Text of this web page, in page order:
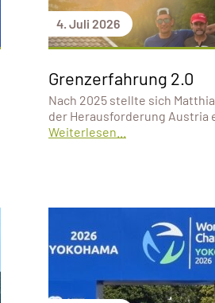
4. Juli 2026
Grenzerfahrung 2.0
Nach 2025 stellte sich
der Herausforderung Austria
Weiterlesen...